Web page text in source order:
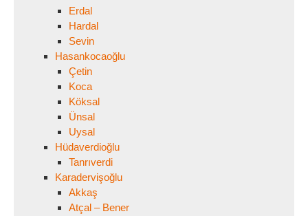
Erdal
Hardal
Sevin
Hasankocaoğlu
Çetin
Koca
Köksal
Ünsal
Uysal
Hüdaverdioğlu
Tanrıverdi
Karadervişoğlu
Akkaş
Atçal – Bener